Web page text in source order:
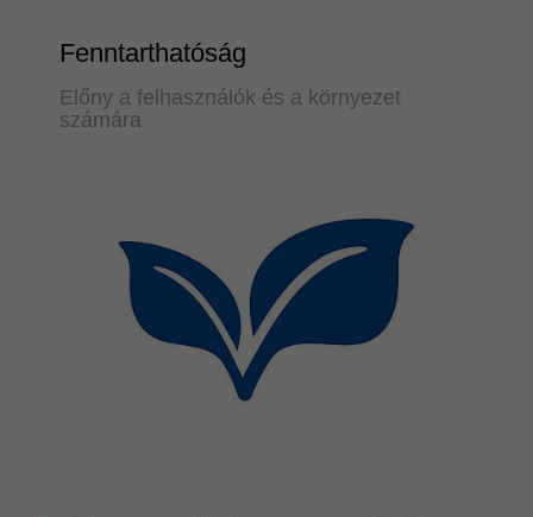
Fenntarthatóság
Előny a felhasználók és a környezet
számára